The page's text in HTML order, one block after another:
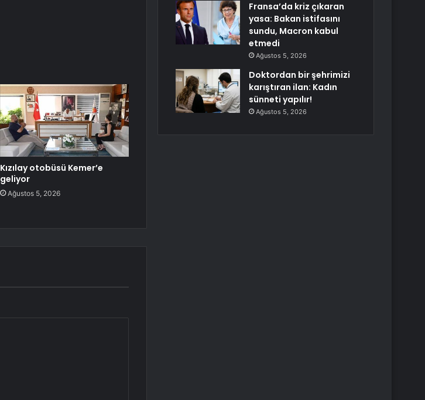
Kızılay otobüsü Kemer’e
geliyor
Ağustos 5, 2026
Fransa’da kriz çıkaran
yasa: Bakan istifasını
sundu, Macron kabul
etmedi
Ağustos 5, 2026
Doktordan bir şehrimizi
karıştıran ilan: Kadın
sünneti yapılır!
Ağustos 5, 2026